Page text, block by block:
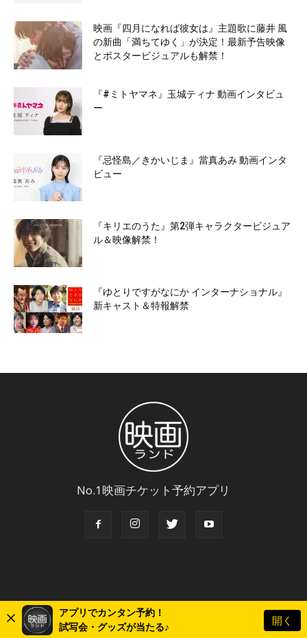
アプリでカンタン予約！
試写会・グッズが当たる♪
開く
映画『四月になれば彼女は』主題歌に藤井 風
の新曲「満ちてゆく」が決定！最新予告映像
とポスタービジュアルも解禁！
『#ミトヤマネ』玉城ティナ 動画インタビュ
ー
『忌怪島／きかいじま』當真あみ 動画インタ
ビュー
『キリエのうた』第2弾キャラクタービジュア
ル＆映像解禁！
『ゆとりですがなにか インターナショナル』
新キャスト＆特報解禁
No.1映画チケット予約アプリ
© Copyright 2018 Eigaland, inc. All Rights Reserved.